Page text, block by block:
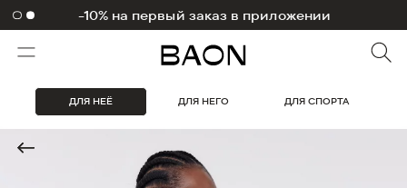
-10% на первый заказ в приложении
1000 бонусов на первый заказ
ДЛЯ НЕЁ ДЛЯ НЕГО ДЛЯ СПОРТА